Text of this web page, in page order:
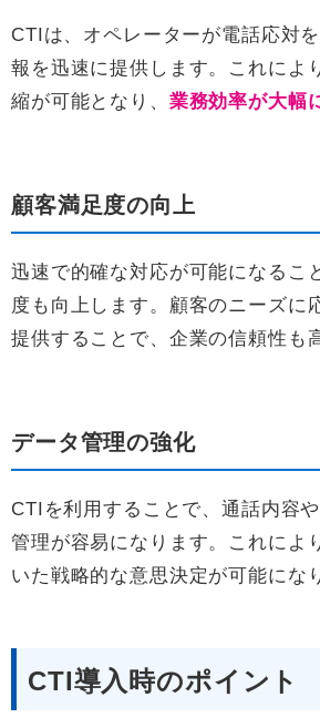
CTIは、オペレーターが電話応対
報を迅速に提供します。これによ
縮が可能となり、 業務効率が大幅
顧客満足度の向上
迅速で的確な対応が可能になるこ
度も向上します。顧客のニーズに
提供することで、企業の信頼性も
データ管理の強化
CTIを利用することで、通話内容
管理が容易になります。これによ
いた戦略的な意思決定が可能にな
CTI導入時のポイント